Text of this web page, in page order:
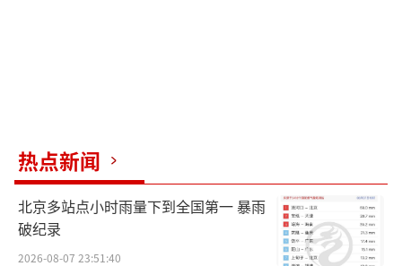
热点新闻
北京多站点小时雨量下到全国第一 暴雨
破纪录
2026-08-07 23:51:40